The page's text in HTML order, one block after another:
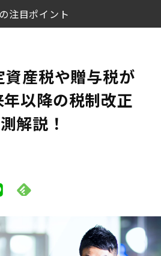
注目ポイント
！
ーン控除
住宅資金贈与
は値上げへ
イント
どでいつでもチェックできます
産税や贈与税が
以降の税制改正
解説！